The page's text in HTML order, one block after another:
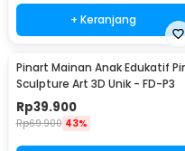
+ Keranjang
Pinart Mainan Anak Edukatif
Sculpture Art 3D Unik - FD-P3
Rp39.900
Rp69.900 43%